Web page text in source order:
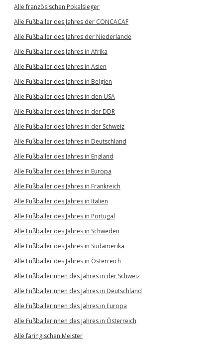
Alle französischen Pokalsieger
Alle Fußballer des Jahres der CONCACAF
Alle Fußballer des Jahres der Niederlande
Alle Fußballer des Jahres in Afrika
Alle Fußballer des Jahres in Asien
Alle Fußballer des Jahres in Belgien
Alle Fußballer des Jahres in den USA
Alle Fußballer des Jahres in der DDR
Alle Fußballer des Jahres in der Schweiz
Alle Fußballer des Jahres in Deutschland
Alle Fußballer des Jahres in England
Alle Fußballer des Jahres in Europa
Alle Fußballer des Jahres in Frankreich
Alle Fußballer des Jahres in Italien
Alle Fußballer des Jahres in Portugal
Alle Fußballer des Jahres in Schweden
Alle Fußballer des Jahres in Südamerika
Alle Fußballer des Jahres in Österreich
Alle Fußballerinnen des Jahres in der Schweiz
Alle Fußballerinnen des Jahres in Deutschland
Alle Fußballerinnen des Jahres in Europa
Alle Fußballerinnen des Jahres in Österreich
Alle färingischen Meister